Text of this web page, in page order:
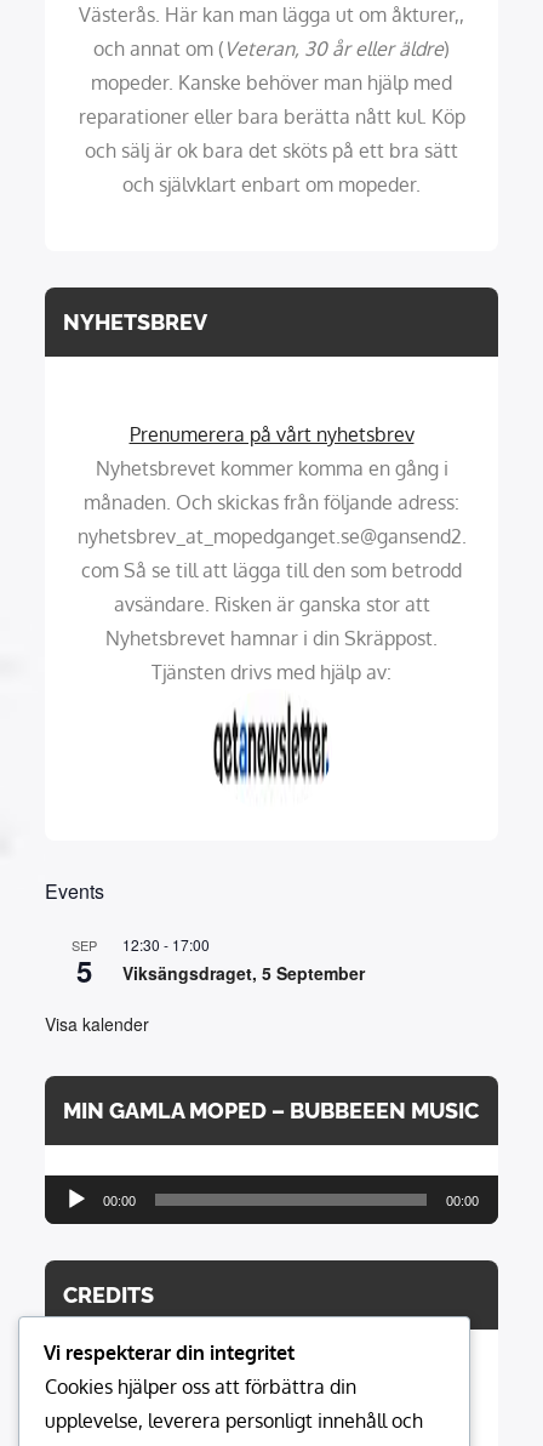
Västerås. Här kan man lägga ut om åkturer,,
och annat om ( Veteran, 30 år eller äldre)
mopeder. Kanske behöver man hjälp med
reparationer eller bara berätta nått kul. Köp
och sälj är ok bara det sköts på ett bra sätt
och självklart enbart om mopeder.
NYHETSBREV
Prenumerera på vårt nyhetsbrev
Nyhetsbrevet kommer komma en gång i
månaden. Och skickas från följande adress:
nyhetsbrev_at_mopedganget.se@gansend2.
com Så se till att lägga till den som betrodd
avsändare. Risken är ganska stor att
Nyhetsbrevet hamnar i din Skräppost.
Tjänsten drivs med hjälp av:
Events
SEP
5
12:30 - 17:00
Viksängsdraget, 5 September
Visa kalender
MIN GAMLA MOPED – BUBBEEEN MUSIC
Ljudspelare
00:00 00:00
CREDITS
Vi respekterar din integritet
Cookies hjälper oss att förbättra din
upplevelse, leverera personligt innehåll och